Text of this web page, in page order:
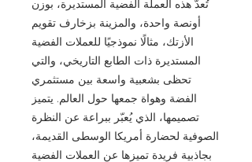
تُعدّ هذه العملة الفضية المستديرة، بوزن
أونصة واحدة، والمزينة بزخارف تقويم
الأزتك، مثالًا نموذجيًا للعملات الفضية
المستديرة ذات الطابع التاريخي، والتي
تحظى بشعبية واسعة بين مستثمري
الفضة وهواة جمعها حول العالم. يتميز
تصميمها، الذي يُعبّر ببراعة عن النظرة
الصوفية لحضارة أمريكا الوسطى القديمة،
بجاذبية فريدة تميزها عن العملات الفضية